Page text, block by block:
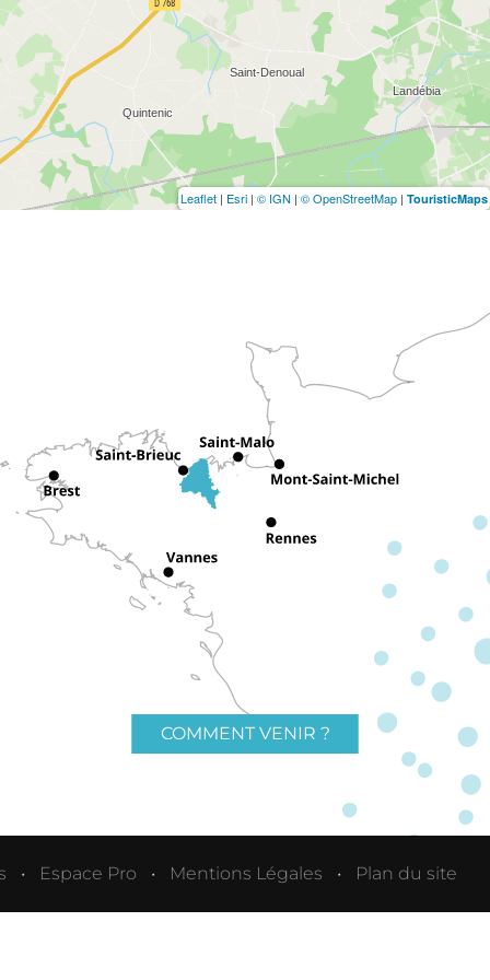
Leaflet | Esri | © IGN | © OpenStreetMap | TouristicMaps
COMMENT VENIR ?
Espace Pro Mentions Légales Plan du site